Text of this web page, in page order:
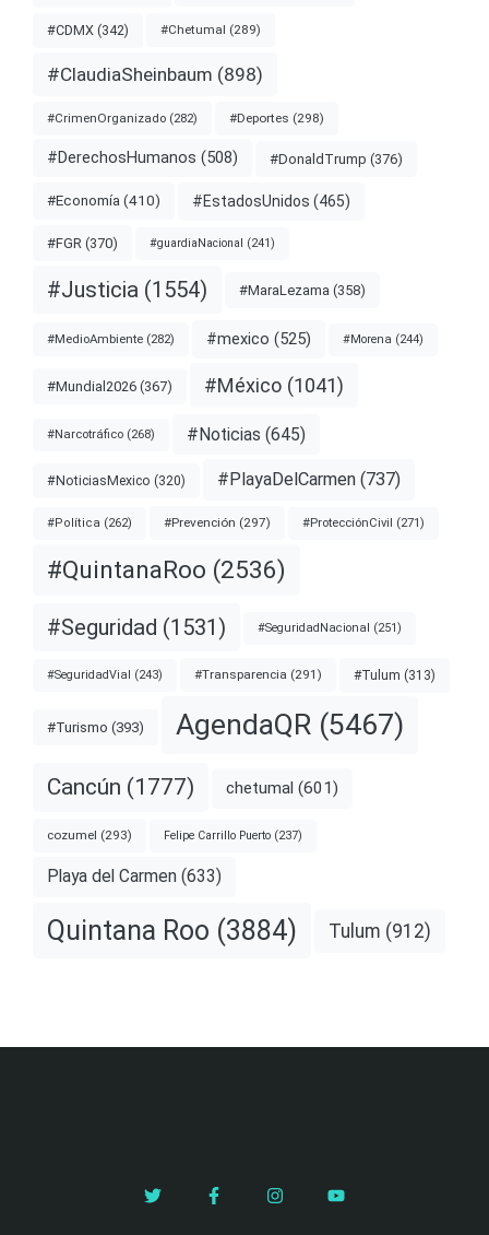
#CDMX (342) #Chetumal (289)
#ClaudiaSheinbaum (898)
#CrimenOrganizado (282) #Deportes (298)
#DerechosHumanos (508) #DonaldTrump (376)
#Economía (410) #EstadosUnidos (465)
#FGR (370) #guardiaNacional (241)
#Justicia (1554) #MaraLezama (358)
#MedioAmbiente (282) #mexico (525) #Morena (244)
#Mundial2026 (367) #México (1041)
#Narcotráfico (268) #Noticias (645)
#NoticiasMexico (320) #PlayaDelCarmen (737)
#Política (262) #Prevención (297) #ProtecciónCivil (271)
#QuintanaRoo (2536)
#Seguridad (1531) #SeguridadNacional (251)
#SeguridadVial (243) #Transparencia (291) #Tulum (313)
#Turismo (393) AgendaQR (5467)
Cancún (1777) chetumal (601)
cozumel (293) Felipe Carrillo Puerto (237)
Playa del Carmen (633)
Quintana Roo (3884) Tulum (912)